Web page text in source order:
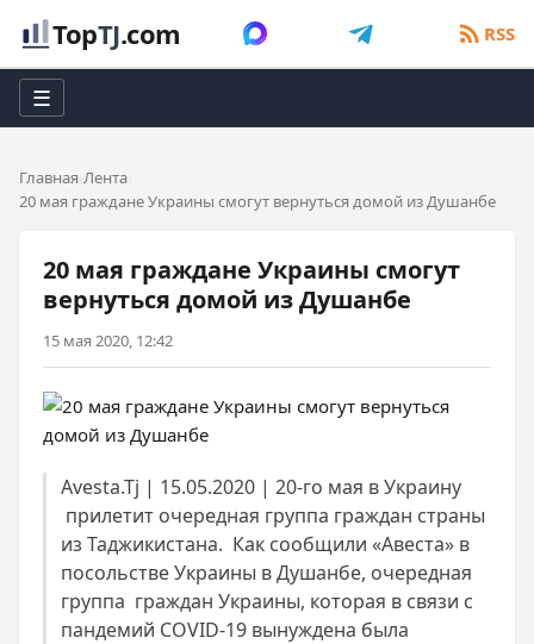
TopTJ.com RSS
☰
Главная Лента
20 мая граждане Украины смогут вернуться домой из Душанбе
20 мая граждане Украины смогут
вернуться домой из Душанбе
15 мая 2020, 12:42
Avesta.Tj | 15.05.2020 | 20-го мая в Украину
прилетит очередная группа граждан страны
из Таджикистана. Как сообщили «Авеста» в
посольстве Украины в Душанбе, очередная
группа граждан Украины, которая в связи с
пандемий COVID-19 вынуждена была